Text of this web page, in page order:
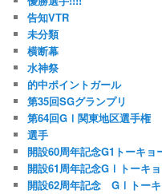
告知VTR
未分類
横断幕
水神祭
的中ポイントガール
第35回SGグランプリ
第64回GⅠ関東地区選手権
選手
開設60周年記念G1トーキョ
開設61周年記念GⅠトーキ
開設62周年記念 GⅠトーキ